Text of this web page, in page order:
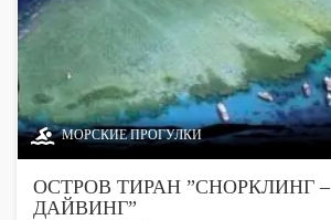
МОРСКИЕ ПРОГУЛКИ
ОСТРОВ ТИРАН ”СНОРКЛИНГ –
ДАЙВИНГ”